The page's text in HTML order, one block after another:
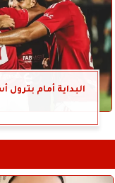
البداية أمام